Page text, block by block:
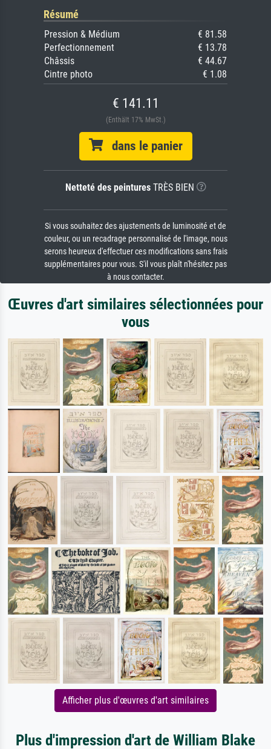
Résumé
Pression & Médium
€ 81.58
Perfectionnement
€ 13.78
Châssis
€ 44.67
Cintre photo
€ 1.08
€ 141.11
(Enthält 17% MwSt.)
dans le panier
Netteté des peinturesTRÈS BIEN
Si vous souhaitez des ajustements de luminosité et de
couleur, ou un recadrage personnalisé de l'image, nous
serons heureux d'effectuer ces modifications sans frais
supplémentaires pour vous. S'il vous plaît n'hésitez pas
à nous contacter.
Œuvres d'art similaires sélectionnées pour
vous
Afficher plus d'œuvres d'art similaires
Plus d'impression d'art de William Blake